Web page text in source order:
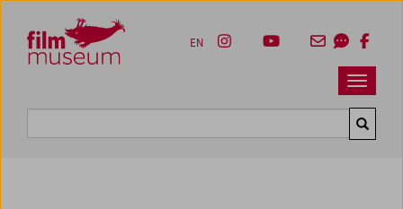
Zum Inhalt
Zum Hauptmenü
Zur Servicenavigation
Zum Suche
Navbar
EN